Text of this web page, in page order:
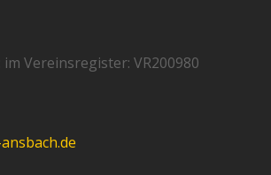
Vereinsregister: VR200980